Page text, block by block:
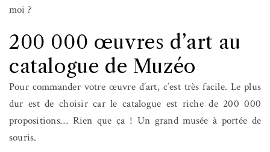
moi ?
200 000 œuvres d’art au
catalogue de Muzéo
Pour commander votre œuvre d’art, c’est très facile. Le plus
dur est de choisir car le catalogue est riche de 200 000
propositions… Rien que ça ! Un grand musée à portée de
souris.